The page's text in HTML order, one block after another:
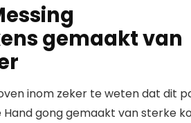
gemaakt van
inom zeker te weten dat dit
gong gemaakt van sterke